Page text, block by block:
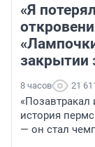
«Я
закрытии
8 часов 21
история
— он стал